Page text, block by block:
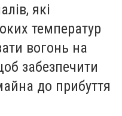
які
температур
вогонь на
забезпечити
до прибуття